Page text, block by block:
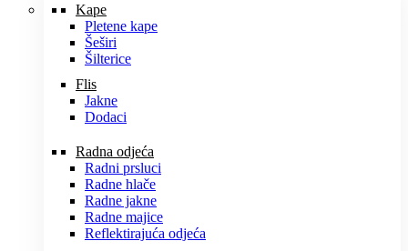
Kape
Pletene kape
Šeširi
Šilterice
Flis
Jakne
Dodaci
Radna odjeća
Radni prsluci
Radne hlače
Radne jakne
Radne majice
Reflektirajuća odjeća